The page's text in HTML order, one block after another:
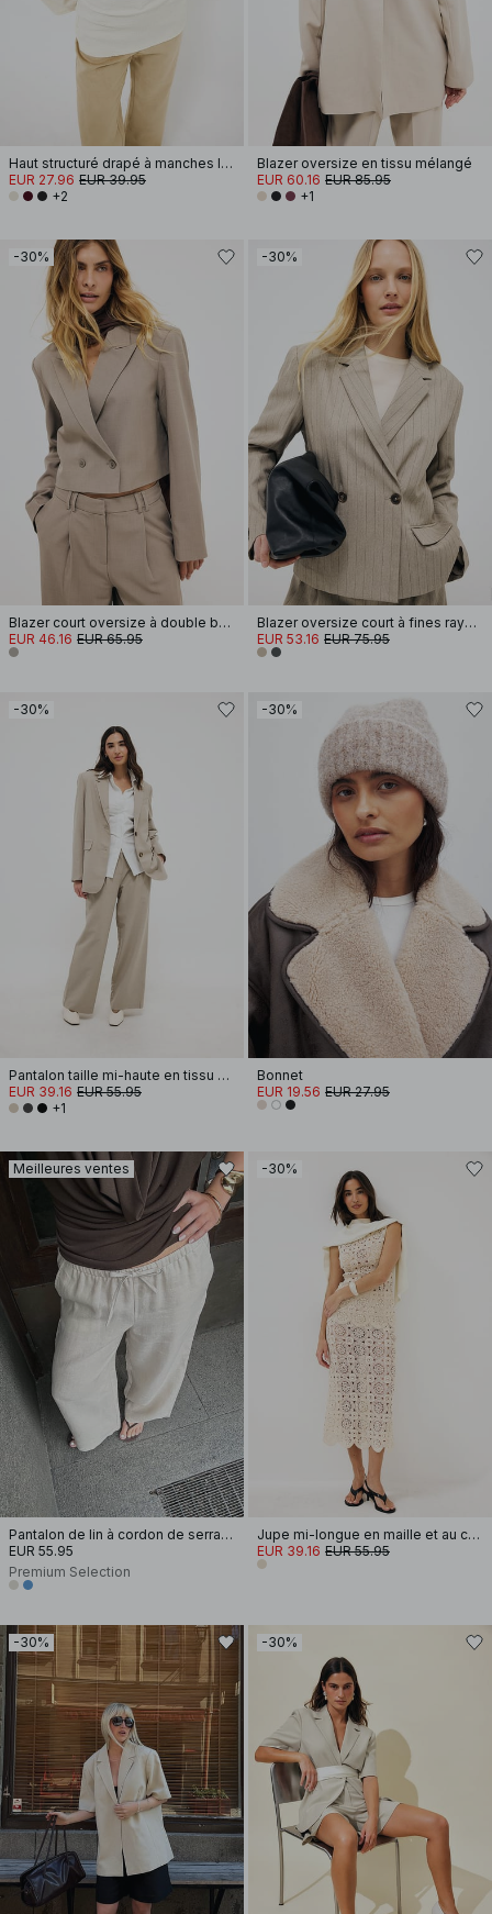
Haut structuré drapé à manches longues
EUR 27.96 EUR 39.95
+2
Blazer oversize en tissu mélangé
EUR 60.16 EUR 85.95
+1
-30%
Blazer court oversize à double boutonnage
EUR 46.16 EUR 65.95
-30%
Blazer oversize court à fines rayures
EUR 53.16 EUR 75.95
-30%
Pantalon taille mi-haute en tissu mélangé
EUR 39.16 EUR 55.95
+1
-30%
Bonnet
EUR 19.56 EUR 27.95
Meilleures ventes
Pantalon de lin à cordon de serrage
EUR 55.95
Premium Selection
-30%
Jupe mi-longue en maille et au crochet
EUR 39.16 EUR 55.95
-30% -30%